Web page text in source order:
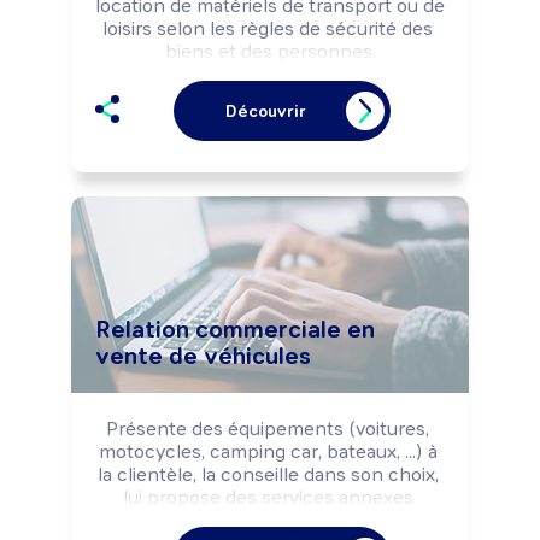
location de matériels de transport ou de
loisirs selon les règles de sécurité des
biens et des personnes.
Découvrir
Relation commerciale en
vente de véhicules
Présente des équipements (voitures,
motocycles, camping car, bateaux, ...) à
la clientèle, la conseille dans son choix,
lui propose des services annexes